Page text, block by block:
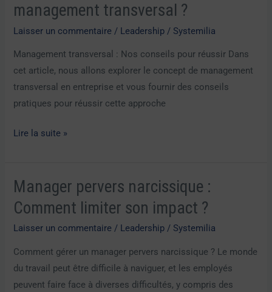
management transversal ?
Laisser un commentaire / Leadership / Systemilia
Management transversal : Nos conseils pour réussir Dans
cet article, nous allons explorer le concept de management
transversal en entreprise et vous fournir des conseils
pratiques pour réussir cette approche
avec
un
management
transversal
?
Lire la suite »
Manager pervers narcissique :
Comment limiter son impact ?
Laisser un commentaire / Leadership / Systemilia
Comment gérer un manager pervers narcissique ? Le monde
du travail peut être difficile à naviguer, et les employés
peuvent faire face à diverses difficultés, y compris des
Manager
pervers
narcissique
:
Comment
limiter
son